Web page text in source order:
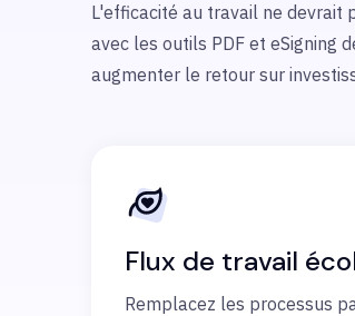
L'efficacité au travail ne devrait
avec les outils PDF et eSigning
augmenter le retour sur
Flux de travail
Remplacez les processus